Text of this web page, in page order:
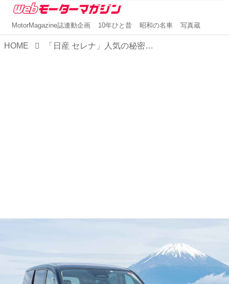
MotorMagazine誌連動企画 10年ひと昔 昭和の名車 写真蔵
HOME 「日産 セレナ」人気の秘密は、e-POWERとプロパイロット 2.0にあり！